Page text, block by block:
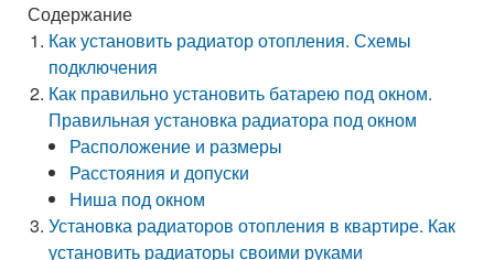
Содержание
Как установить радиатор отопления. Схемы
подключения
Как правильно установить батарею под окном.
Правильная установка радиатора под окном
Расположение и размеры
Расстояния и допуски
Ниша под окном
Установка радиаторов отопления в квартире. Как
установить радиаторы своими руками